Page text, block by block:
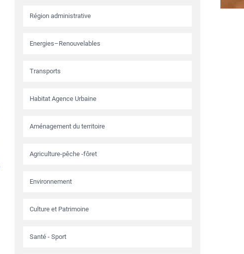
Région administrative
Energies–Renouvelables
Transports
Habitat Agence Urbaine
Aménagement du territoire
Agriculture-pêche -fôret
Environnement
Culture et Patrimoine
Santé - Sport